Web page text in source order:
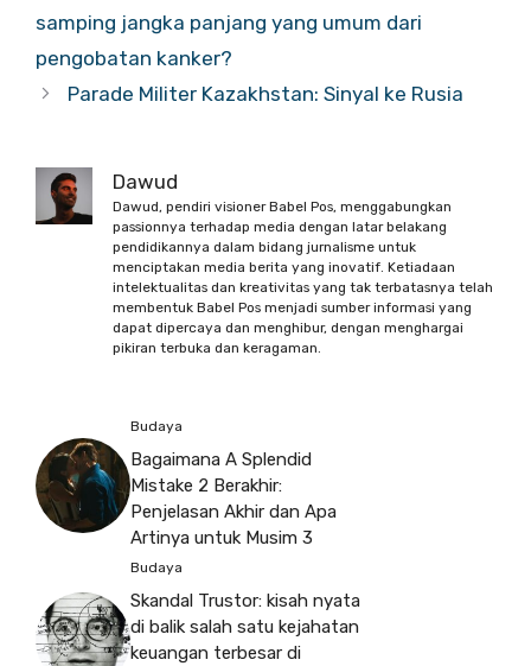
samping jangka panjang yang umum dari
pengobatan kanker?
Parade Militer Kazakhstan: Sinyal ke Rusia
Dawud
Dawud, pendiri visioner Babel Pos, menggabungkan
passionnya terhadap media dengan latar belakang
pendidikannya dalam bidang jurnalisme untuk
menciptakan media berita yang inovatif. Ketiadaan
intelektualitas dan kreativitas yang tak terbatasnya telah
membentuk Babel Pos menjadi sumber informasi yang
dapat dipercaya dan menghibur, dengan menghargai
pikiran terbuka dan keragaman.
Budaya
Bagaimana A Splendid
Mistake 2 Berakhir:
Penjelasan Akhir dan Apa
Artinya untuk Musim 3
Budaya
Skandal Trustor: kisah nyata
di balik salah satu kejahatan
keuangan terbesar di